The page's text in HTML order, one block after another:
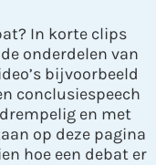
In korte clips
onderdelen van
bijvoorbeeld
conclusiespeech
en met
op deze pagina
hoe een debat er